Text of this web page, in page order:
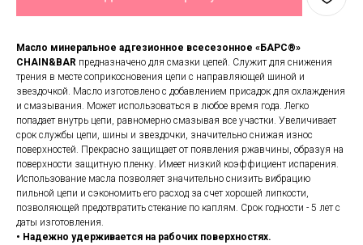
Масло минеральное адгезионное всесезонное «БАРС®»
CHAIN&BAR предназначено для смазки цепей. Служит для снижения
трения в месте соприкосновения цепи с направляющей шиной и
звездочкой. Масло изготовлено с добавлением присадок для охлаждения
и смазывания. Может использоваться в любое время года. Легко
попадает внутрь цепи, равномерно смазывая все участки. Увеличивает
срок службы цепи, шины и звездочки, значительно снижая износ
поверхностей. Прекрасно защищает от появления ржавчины, образуя на
поверхности защитную пленку. Имеет низкий коэффициент испарения.
Использование масла позволяет значительно снизить вибрацию
пильной цепи и сэкономить его расход за счет хорошей липкости,
позволяющей предотвратить стекание по каплям. Срок годности - 5 лет с
даты изготовления.
• Надежно удерживается на рабочих поверхностях.